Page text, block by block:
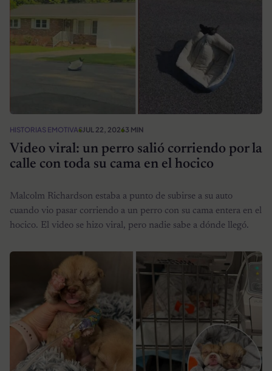
HISTORIAS EMOTIVASJUL 22, 20263 MIN
Video viral: un perro salió corriendo por la
calle con toda su cama en el hocico
Malcolm Richardson estaba a punto de subirse a su auto
cuando vio pasar corriendo a un perro con su cama entera en el
hocico. El video se hizo viral, pero nadie sabe a dónde llegó.